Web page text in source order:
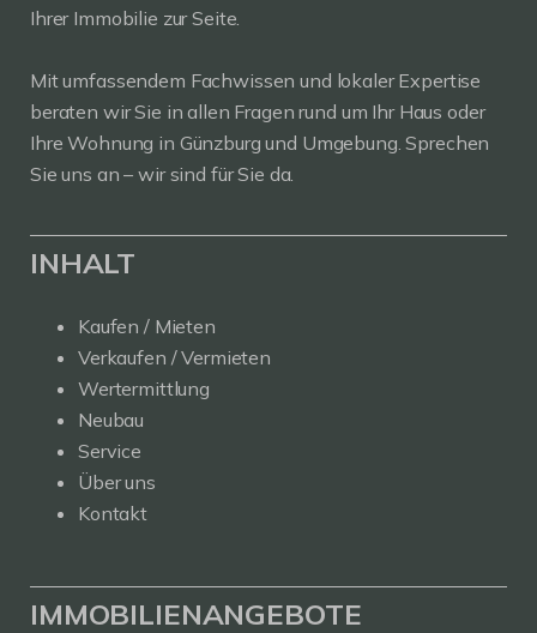
Ihrer Immobilie zur Seite.
Mit umfassendem Fachwissen und lokaler Expertise
beraten wir Sie in allen Fragen rund um Ihr Haus oder
Ihre Wohnung in Günzburg und Umgebung. Sprechen
Sie uns an – wir sind für Sie da.
INHALT
Kaufen / Mieten
Verkaufen / Vermieten
Wertermittlung
Neubau
Service
Über uns
Kontakt
IMMOBILIENANGEBOTE